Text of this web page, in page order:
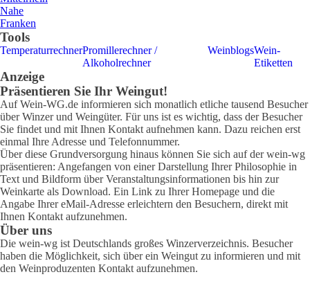
Nahe
Franken
Tools
TemperaturrechnerPromillerechner /
Alkoholrechner
WeinblogsWein-
Etiketten
Anzeige
Präsentieren Sie Ihr Weingut!
Auf Wein-WG.de informieren sich monatlich etliche tausend Besucher
über Winzer und Weingüter. Für uns ist es wichtig, dass der Besucher
Sie findet und mit Ihnen Kontakt aufnehmen kann. Dazu reichen erst
einmal Ihre Adresse und Telefonnummer.
Über diese Grundversorgung hinaus können Sie sich auf der wein-wg
präsentieren: Angefangen von einer Darstellung Ihrer Philosophie in
Text und Bildform über Veranstaltungsinformationen bis hin zur
Weinkarte als Download. Ein Link zu Ihrer Homepage und die
Angabe Ihrer eMail-Adresse erleichtern den Besuchern, direkt mit
Ihnen Kontakt aufzunehmen.
Über uns
Die wein-wg ist Deutschlands großes Winzerverzeichnis. Besucher
haben die Möglichkeit, sich über ein Weingut zu informieren und mit
den Weinproduzenten Kontakt aufzunehmen.